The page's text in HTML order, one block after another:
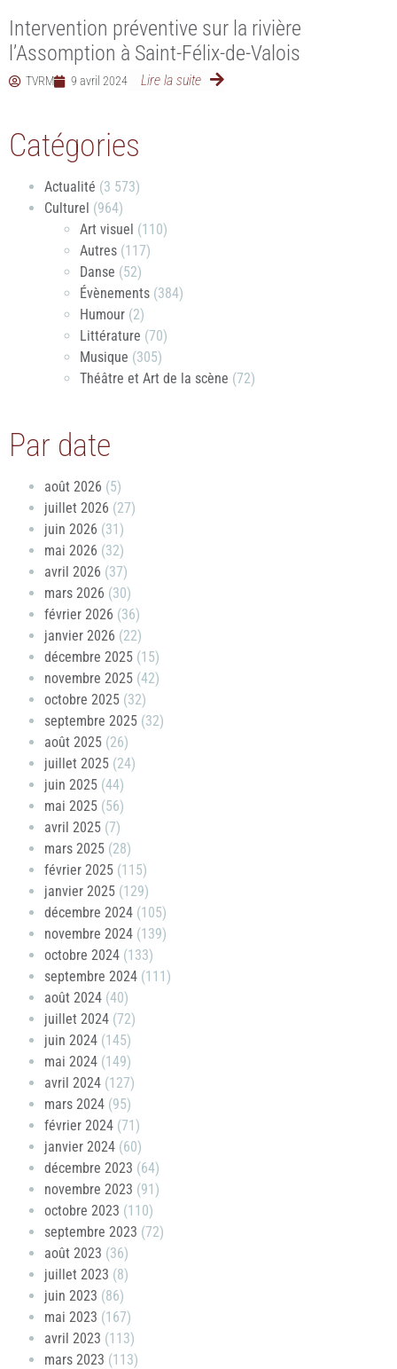
Intervention préventive sur la rivière
l’Assomption à Saint-Félix-de-Valois
TVRM 9 avril 2024 Lire la suite
Catégories
Actualité (3 573)
Culturel (964)
Art visuel (110)
Autres (117)
Danse (52)
Évènements (384)
Humour (2)
Littérature (70)
Musique (305)
Théâtre et Art de la scène (72)
Par date
août 2026 (5)
juillet 2026 (27)
juin 2026 (31)
mai 2026 (32)
avril 2026 (37)
mars 2026 (30)
février 2026 (36)
janvier 2026 (22)
décembre 2025 (15)
novembre 2025 (42)
octobre 2025 (32)
septembre 2025 (32)
août 2025 (26)
juillet 2025 (24)
juin 2025 (44)
mai 2025 (56)
avril 2025 (7)
mars 2025 (28)
février 2025 (115)
janvier 2025 (129)
décembre 2024 (105)
novembre 2024 (139)
octobre 2024 (133)
septembre 2024 (111)
août 2024 (40)
juillet 2024 (72)
juin 2024 (145)
mai 2024 (149)
avril 2024 (127)
mars 2024 (95)
février 2024 (71)
janvier 2024 (60)
décembre 2023 (64)
novembre 2023 (91)
octobre 2023 (110)
septembre 2023 (72)
août 2023 (36)
juillet 2023 (8)
juin 2023 (86)
mai 2023 (167)
avril 2023 (113)
mars 2023 (113)